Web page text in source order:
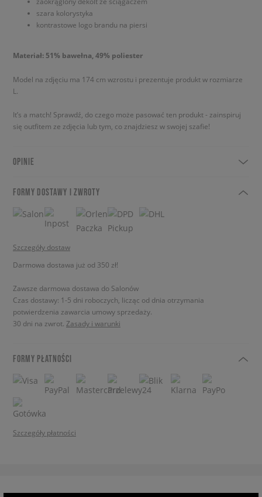
szara kolorystyka
kontrastowe logo brandu na piersi
Materiał: 51% bawełna, 49% poliester
Model na zdjęciu ma 174 cm wzrostu i prezentuje produkt w rozmiarze
L.
It’s a match! Sprawdź, do czego może pasować ten produkt - zainspiruj
się outfitem ze zdjęcia lub tym, co znajdziesz w swojej szafie!
OPINIE
FORMY DOSTAWY I ZWROTY
Szczegóły dostaw
Darmowa dostawa już od 350 zł!
Zawsze darmowa dostawa do Salonów
Czas dostawy: 1-5 dni roboczych, licząc od dnia otrzymania
potwierdzenia zawarcia umowy sprzedaży.
30 dni na zwrot. Zasady i warunki
FORMY PŁATNOŚCI
Szczegóły płatności